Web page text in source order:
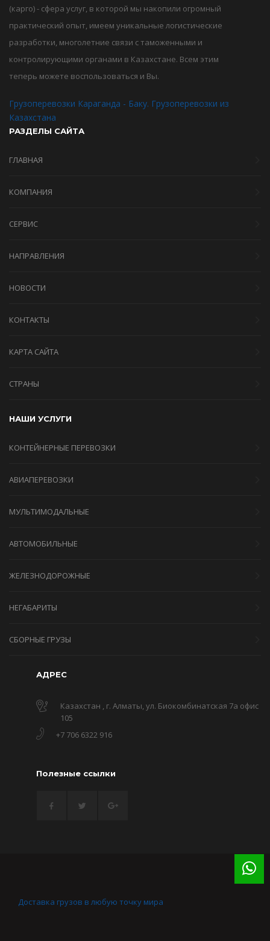
(карго) - сфера услуг, в которой мы накопили огромный
практический опыт, имеем уникальные логистические
разработки, многолетние связи с таможенными и
контролирующими органами в Казахстане. Всем этим
теперь можете воспользоваться и Вы.
Грузоперевозки Караганда - Баку. Грузоперевозки из
Казахстана
РАЗДЕЛЫ САЙТА
ГЛАВНАЯ
КОМПАНИЯ
СЕРВИС
НАПРАВЛЕНИЯ
НОВОСТИ
КОНТАКТЫ
КАРТА САЙТА
СТРАНЫ
НАШИ УСЛУГИ
КОНТЕЙНЕРНЫЕ ПЕРЕВОЗКИ
АВИАПЕРЕВОЗКИ
МУЛЬТИМОДАЛЬНЫЕ
АВТОМОБИЛЬНЫЕ
ЖЕЛЕЗНОДОРОЖНЫЕ
НЕГАБАРИТЫ
СБОРНЫЕ ГРУЗЫ
АДРЕС
Казахстан , г. Алматы, ул. Биокомбинатская 7а офис
105
+7 706 6322 916
Полезные ссылки
Доставка грузов в любую точку мира